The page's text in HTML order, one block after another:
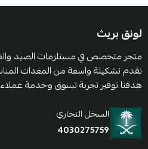
لونق بريث
متجر متخصص في مستلزمات الصيد
نقدم تشكيلة واسعة من المعدات
هدفنا توفير تجربة تسوق وخدمة
السجل التجاري
4030275759